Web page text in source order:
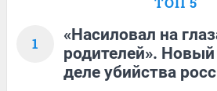
1
«Насиловал на
родителей».
деле убийства